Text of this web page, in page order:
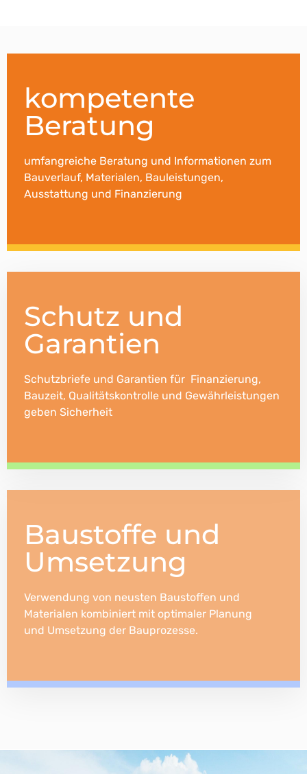
kompetente
Beratung
umfangreiche Beratung und Informationen zum
Bauverlauf, Materialen, Bauleistungen,
Ausstattung und Finanzierung
Schutz und
Garantien
Schutzbriefe und Garantien für Finanzierung,
Bauzeit, Qualitätskontrolle und Gewährleistungen
geben Sicherheit
Baustoffe und
Umsetzung
Verwendung von neusten Baustoffen und
Materialen kombiniert mit optimaler Planung
und Umsetzung der Bauprozesse.